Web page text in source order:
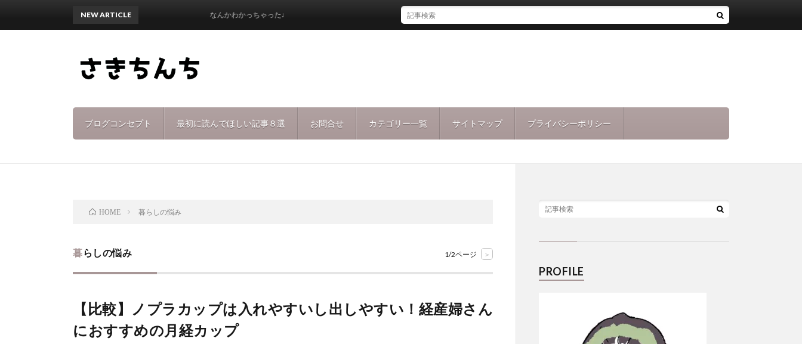
ブログコンセプト 最初に読んでほしい記事８選 お問合せ カテゴリー一覧 サイトマップ プライバシーポリシー
NEW ARTICLE なんかわかっちゃった♩
HOME 暮らしの悩み
暮らしの悩み 1/2ページ >
【比較】ノプラカップは入れやすいし出しやすい！経産婦さん
におすすめの月経カップ
PROFILE